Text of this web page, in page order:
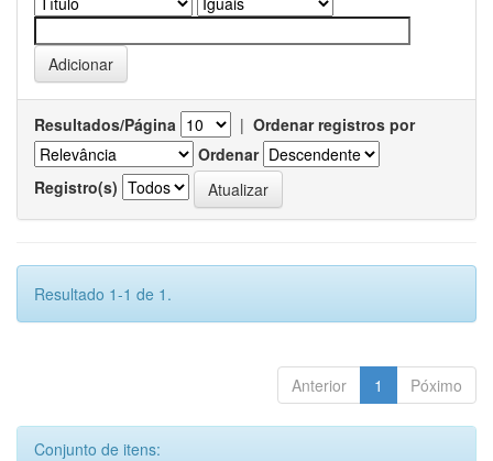
Resultados/Página | Ordenar registros por
Ordenar
Registro(s)
Resultado 1-1 de 1.
Anterior 1 Póximo
Conjunto de itens: